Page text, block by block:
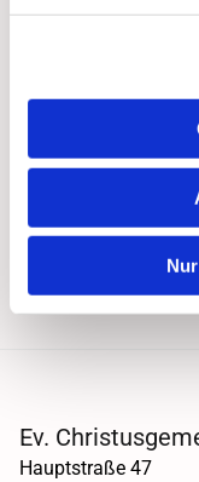
Ev.
Hauptstraße 47